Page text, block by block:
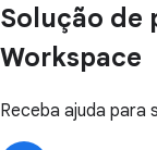
Solução de
Workspace
Receba ajuda para